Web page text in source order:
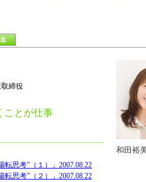
和田裕
締役
ことが仕事
転思考”（１）」2007.08.22
転思考”（２）」2007.08.22